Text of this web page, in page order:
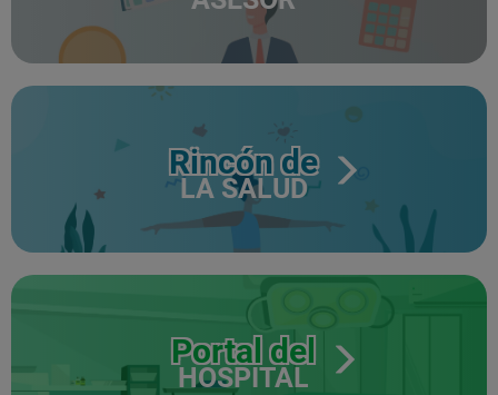
Rincón de
LA SALUD
Portal del
HOSPITAL